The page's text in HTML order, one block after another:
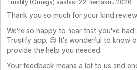
Trustify (Omega) vastasi 22. heinäkuu 2026
Thank you so much for your kind
We're so happy to hear that you've
Trustify app. 😊 It's wonderful to know
provide the help you needed.
Your feedback means a lot to us and